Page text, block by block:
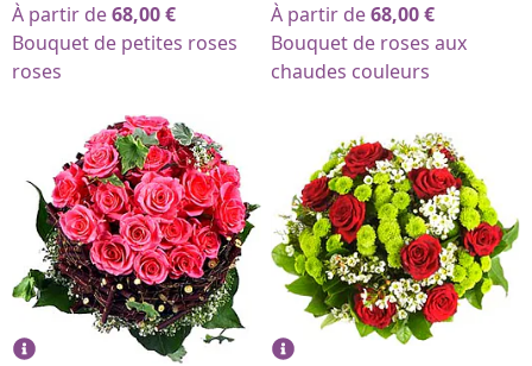
À partir de68,00€
Bouquet de petites roses
roses
À partir de68,00€
Bouquet de roses aux
chaudes couleurs